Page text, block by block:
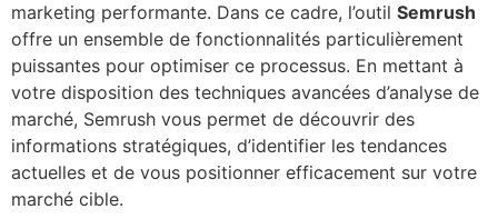
marketing performante. Dans ce cadre, l’outil Semrush
offre un ensemble de fonctionnalités particulièrement
puissantes pour optimiser ce processus. En mettant à
votre disposition des techniques avancées d’analyse de
marché, Semrush vous permet de découvrir des
informations stratégiques, d’identifier les tendances
actuelles et de vous positionner efficacement sur votre
marché cible.